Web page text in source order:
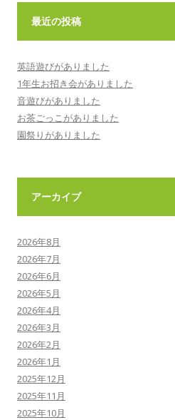
最近の投稿
英語遊びがありました
1年生お招き会がありました
音遊びがありました
お茶ごっこがありました
園祭りがありました
アーカイブ
2026年8月
2026年7月
2026年6月
2026年5月
2026年4月
2026年3月
2026年2月
2026年1月
2025年12月
2025年11月
2025年10月